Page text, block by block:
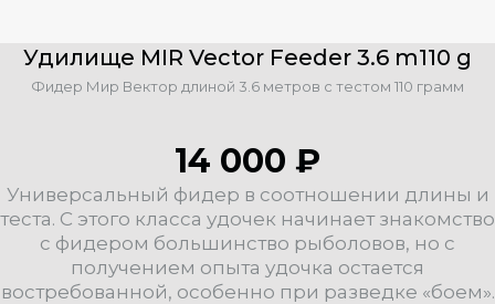
Удилище MIR Vector Feeder 3.6 m110 g
Фидер Мир Вектор длиной 3.6 метров с тестом 110 грамм
14 000 ₽
Универсальный фидер в соотношении длины и
теста. С этого класса удочек начинает знакомство
с фидером большинство рыболовов, но с
получением опыта удочка остается
востребованной, особенно при разведке «боем».